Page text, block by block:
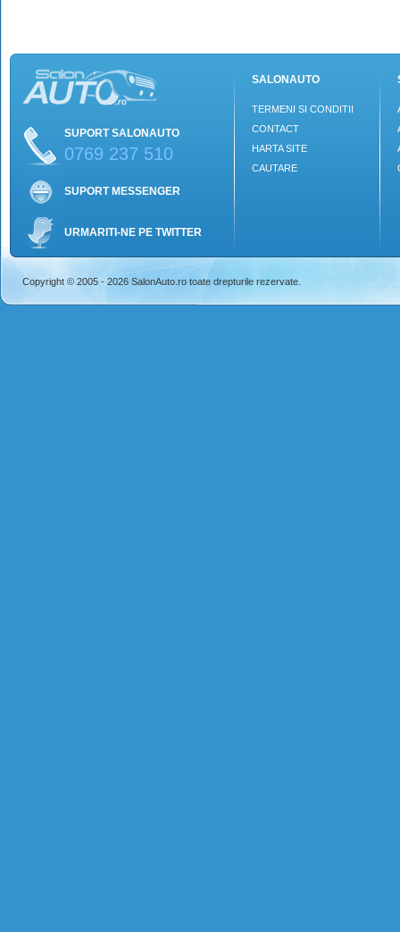
SUPORT SALONAUTO
0769 237 510
SUPORT MESSENGER
URMARITI-NE PE TWITTER
SALONAUTO
TERMENI SI CONDITII
CONTACT
HARTA SITE
CAUTARE
Copyright © 2005 - 2026 SalonAuto.ro toate drepturile rezervate.